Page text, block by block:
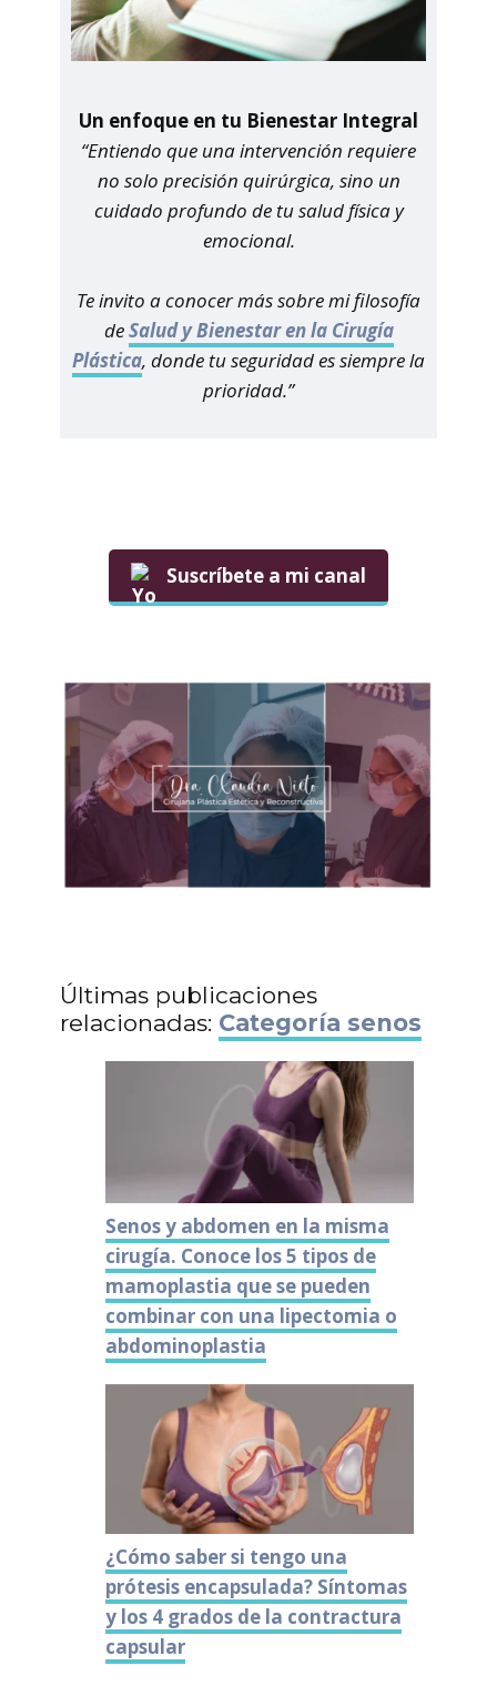
Un enfoque en tu Bienestar Integral
“Entiendo que una intervención requiere
no solo precisión quirúrgica, sino un
cuidado profundo de tu salud física y
emocional.
Te invito a conocer más sobre mi filosofía
deSalud y Bienestar en la Cirugía
Plástica, donde tu seguridad es siempre la
prioridad.”
Suscríbete a mi canal
Últimas publicaciones
relacionadas: Categoría senos
Senos y abdomen en la misma
cirugía. Conoce los 5 tipos de
mamoplastia que se pueden
combinar con una lipectomia o
abdominoplastia
¿Cómo saber si tengo una
prótesis encapsulada? Síntomas
y los 4 grados de la contractura
capsular